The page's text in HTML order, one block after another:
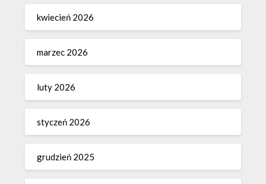
kwiecień 2026
marzec 2026
luty 2026
styczeń 2026
grudzień 2025